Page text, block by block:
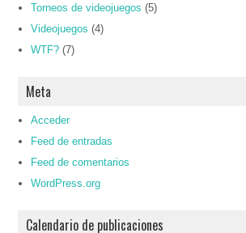
Torneos de videojuegos (5)
Videojuegos (4)
WTF? (7)
Meta
Acceder
Feed de entradas
Feed de comentarios
WordPress.org
Calendario de publicaciones